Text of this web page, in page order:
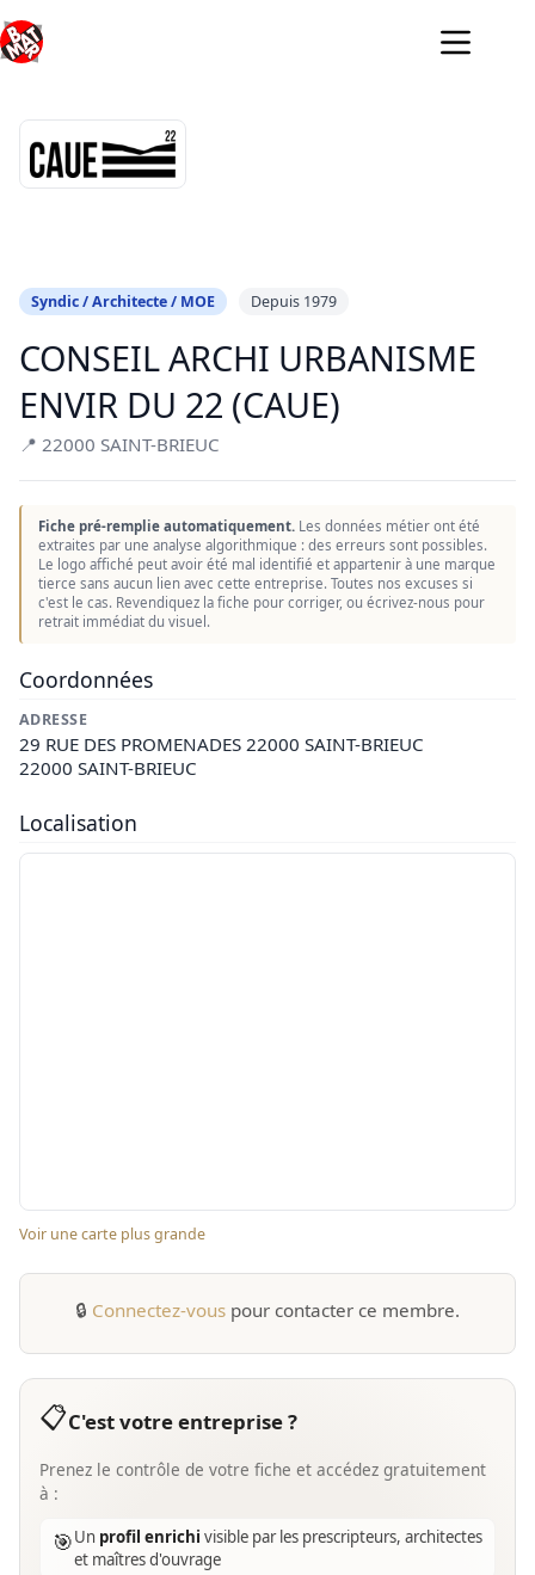
au
contenu
Syndic / Architecte / MOE Depuis 1979
CONSEIL ARCHI URBANISME
ENVIR DU 22 (CAUE)
📍 22000 SAINT-BRIEUC
Fiche pré-remplie automatiquement. Les données métier ont été
extraites par une analyse algorithmique : des erreurs sont possibles.
Le logo affiché peut avoir été mal identifié et appartenir à une marque
tierce sans aucun lien avec cette entreprise. Toutes nos excuses si
c'est le cas. Revendiquez la fiche pour corriger, ou écrivez-nous pour
retrait immédiat du visuel.
Coordonnées
ADRESSE
29 RUE DES PROMENADES 22000 SAINT-BRIEUC
22000 SAINT-BRIEUC
Localisation
Voir une carte plus grande
🔒 Connectez-vous pour contacter ce membre.
📋C'est votre entreprise ?
Prenez le contrôle de votre fiche et accédez gratuitement
à :
🎯Un profil enrichi visible par les prescripteurs, architectes
et maîtres d'ouvrage